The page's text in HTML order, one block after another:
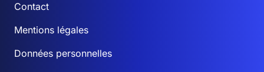
Contact
Mentions légales
Données personnelles